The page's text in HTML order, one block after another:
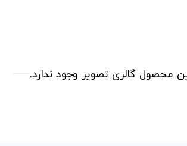
محصول گالری تصویر وجود ندارد.